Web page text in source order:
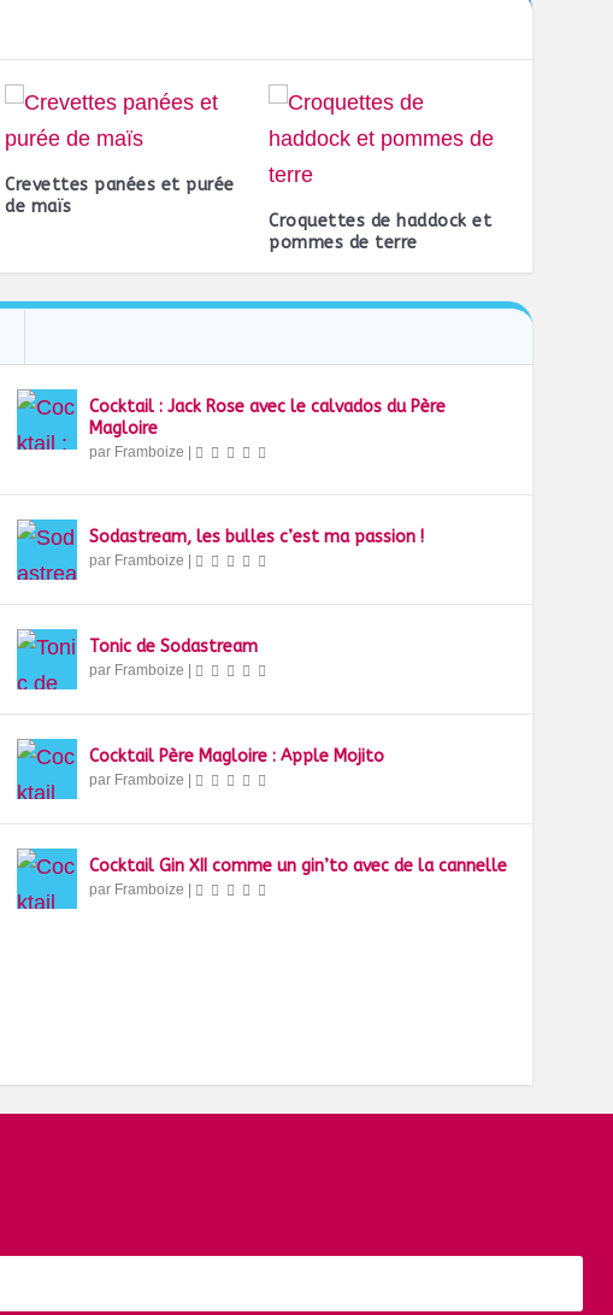
Crevettes panées et purée
de maïs
Croquettes de haddock et
pommes de terre
Cocktail : Jack Rose avec le calvados du Père
Magloire
par Framboize
Sodastream, les bulles c’est ma passion !
par Framboize
Tonic de Sodastream
par Framboize
Cocktail Père Magloire : Apple Mojito
par Framboize
Cocktail Gin XII comme un gin’to avec de la cannelle
par Framboize